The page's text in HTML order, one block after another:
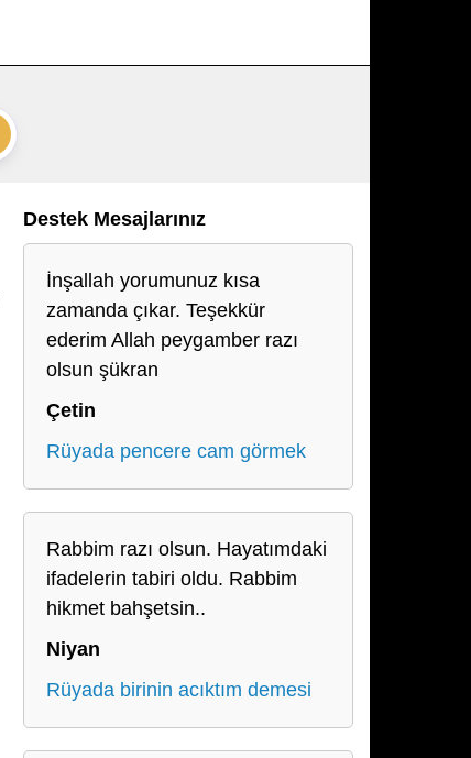
Destek Mesajlarınız
İnşallah yorumunuz kısa
zamanda çıkar. Teşekkür
ederim Allah peygamber razı
olsun şükran
Çetin
Rüyada pencere cam görmek
Rabbim razı olsun. Hayatımdaki
ifadelerin tabiri oldu. Rabbim
hikmet bahşetsin..
Niyan
Rüyada birinin acıktım demesi